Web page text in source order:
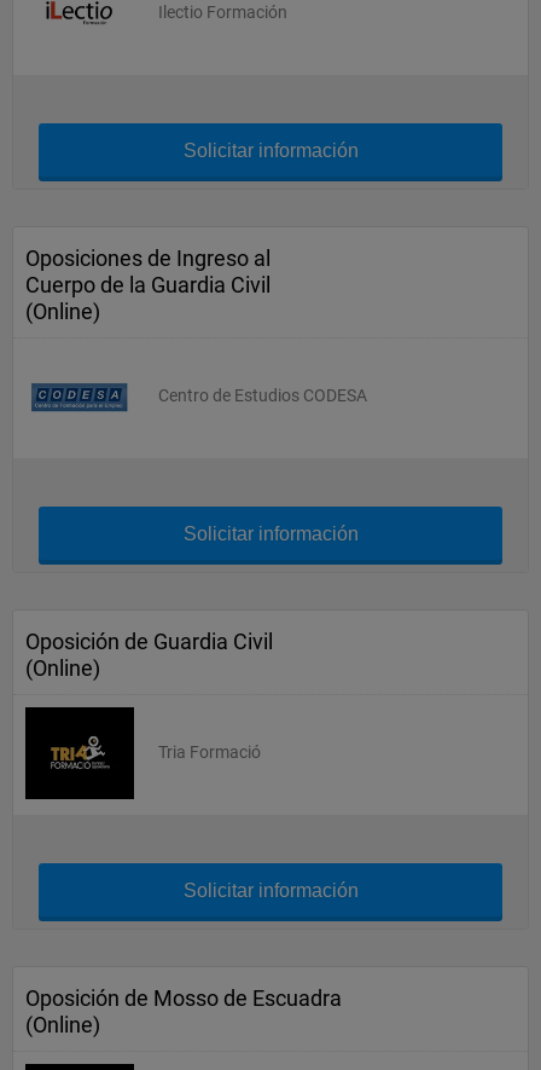
Ilectio Formación
Solicitar información
Oposiciones de Ingreso al
Cuerpo de la Guardia Civil
(Online)
Centro de Estudios CODESA
Solicitar información
Oposición de Guardia Civil
(Online)
Tria Formació
Solicitar información
Oposición de Mosso de Escuadra
(Online)